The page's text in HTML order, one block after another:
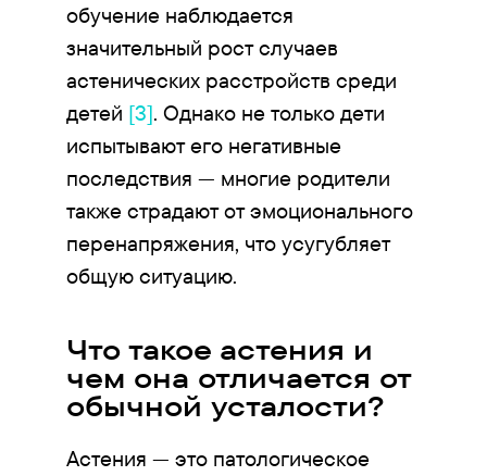
обучение наблюдается
значительный рост случаев
астенических расстройств среди
детей [3]. Однако не только дети
испытывают его негативные
последствия — многие родители
также страдают от эмоционального
перенапряжения, что усугубляет
общую ситуацию.
Что такое астения и
чем она отличается от
обычной усталости?
Астения — это патологическое